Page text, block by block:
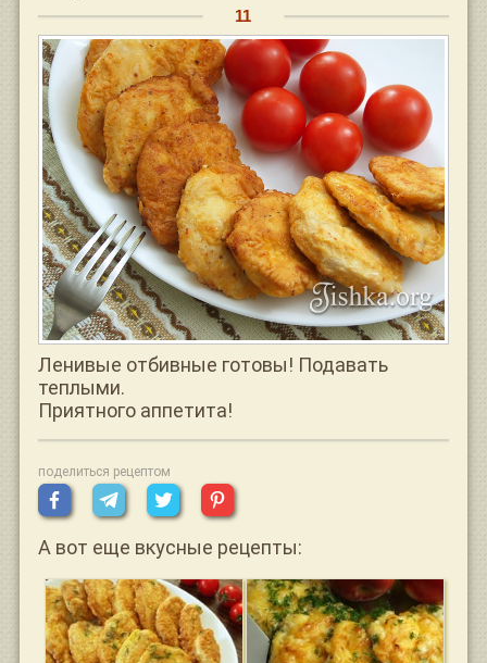
Ленивые отбивные готовы! Подавать
теплыми.
Приятного аппетита!
поделиться рецептом
А вот еще вкусные рецепты: